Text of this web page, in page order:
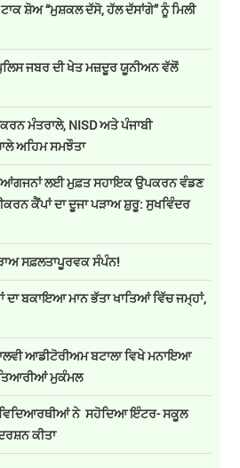
ਸ਼ੋਅ “ਮੁਸ਼ਕਲ ਦੱਸੋ, ਹੱਲ ਦੱਸਾਂਗੇ” ਨੂੰ ਮਿਲੀ
ਜਬਰ ਦੀ ਖੇਤ ਮਜ਼ਦੂਰ ਯੂਨੀਅਨ ਵੱਲੋਂ
ਮੰਤਰਾਲੇ, NISD ਅਤੇ ਪੰਜਾਬੀ
ਅਹਿਮ ਸਮਝੌਤਾ
ਲਈ ਮੁਫ਼ਤ ਸਹਾਇਕ ਉਪਕਰਨ ਵੰਡਣ
ਕੈਂਪਾਂ ਦਾ ਦੂਜਾ ਪੜਾਅ ਸ਼ੁਰੂ: ਸੁਖਵਿੰਦਰ
ਸਫ਼ਲਤਾਪੂਰਵਕ ਸੰਪੰਨ!
ਬਕਾਇਆ ਮਾਨ ਭੱਤਾ ਖਾਤਿਆਂ ਵਿੱਚ ਜਮ੍ਹਾਂ,
ਆਡੀਟੋਰੀਅਮ ਬਟਾਲਾ ਵਿਖੇ ਮਨਾਇਆ
ਤਿਆਰੀਆਂ ਮੁਕੰਮਲ
ਨੇ ਸਹੋਦਿਆ ਇੰਟਰ- ਸਕੂਲ
ਕੀਤਾ